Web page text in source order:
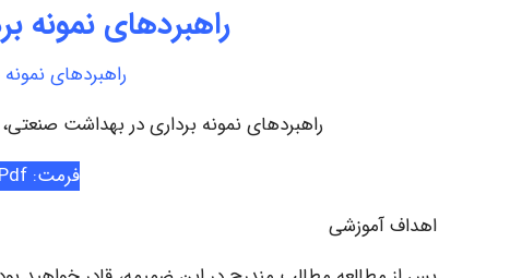
راهبردهای نمونه
راهبردهای
راهبردهای نمونه برداری در بهداشت
فرمت: Pdf
اهداف آموزشی